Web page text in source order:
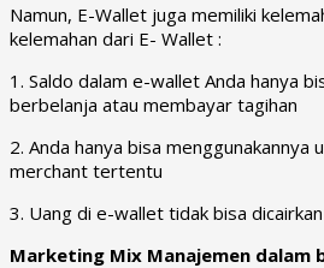
Namun, E-Wallet juga memiliki
kelemahan dari E- Wallet :
1. Saldo dalam e-wallet Anda hanya
berbelanja atau membayar tagihan
2. Anda hanya bisa menggunakannya
merchant tertentu
3. Uang di e-wallet tidak bisa dicairkan
Marketing Mix Manajemen dalam